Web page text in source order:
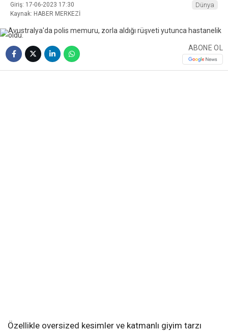
Giriş: 17-06-2023 17:30
Kaynak: HABER MERKEZİ
Dünya
ABONE OL
Özellikle oversized kesimler ve katmanlı giyim tarzı